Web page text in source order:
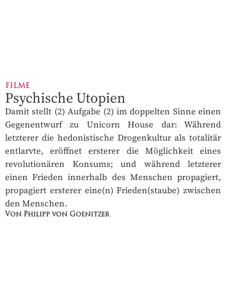
FILME
Psychische Utopien
Damit stellt (2) Aufgabe (2) im doppelten Sinne einen
Gegenentwurf zu Unicorn House dar: Während
letzterer die hedonistische Drogenkultur als totalitär
entlarvte, eröffnet ersterer die Möglichkeit eines
revolutionären Konsums; und während letzterer
einen Frieden innerhalb des Menschen propagiert,
propagiert ersterer eine(n) Frieden(staube) zwischen
den Menschen.
Von Philipp von Goenitzer